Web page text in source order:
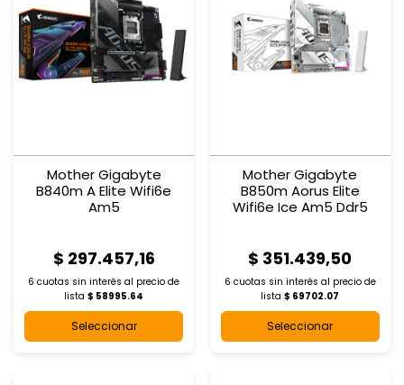
Mother Gigabyte
B840m A Elite Wifi6e
Am5
$ 297.457,16
6 cuotas sin interés al precio de
lista$ 58995.64
Seleccionar
Mother Gigabyte
B850m Aorus Elite
Wifi6e Ice Am5 Ddr5
$ 351.439,50
6 cuotas sin interés al precio de
lista$ 69702.07
Seleccionar